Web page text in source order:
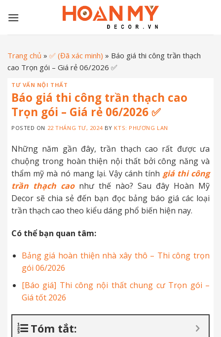
Trang chủ » ✅ (Đã xác minh) » Báo giá thi công trần thạch
cao Trọn gói – Giá rẻ 06/2026 ✅
TƯ VẤN NỘI THẤT
Báo giá thi công trần thạch cao
Trọn gói – Giá rẻ 06/2026 ✅
POSTED ON 22 THÁNG TƯ, 2024BY KTS: PHƯƠNG LAN
Những năm gần đây, trần thạch cao rất được ưa
chuộng trong hoàn thiện nội thất bởi công năng và
thẩm mỹ mà nó mang lại. Vậy cánh tính giá thi công
trần thạch caonhư thế nào? Sau đây Hoàn Mỹ
Decor sẽ chia sẻ đến bạn đọc bảng báo giá các loại
trần thạch cao theo kiểu dáng phổ biến hiện nay.
Có thể bạn quan tâm:
Bảng giá hoàn thiện nhà xây thô – Thi công trọn
gói 06/2026
[Báo giá] Thi công nội thất chung cư Trọn gói –
Giá tốt 2026
Tóm tắt: